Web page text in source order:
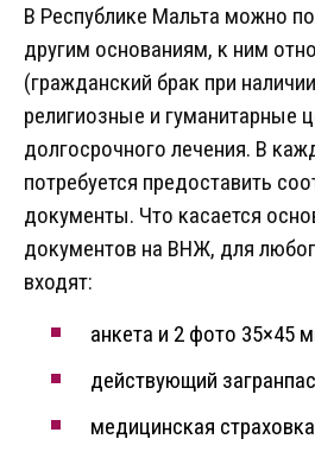
В Республике Мальта можно
другим основаниям, к ним
(гражданский брак при
религиозные и гуманитарные
долгосрочного лечения. В
потребуется предоставить
документы. Что касается
документов на ВНЖ, для
входят:
анкета и 2 фото 35×45
действующий
медицинская